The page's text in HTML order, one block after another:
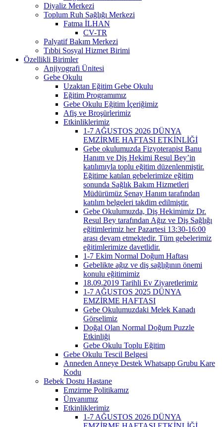
Diyaliz Merkezi
Toplum Ruh Sağlığı Merkezi
Fatma İLHAN
CV-TR
Palyatif Bakım Merkezi
Tıbbi Sosyal Hizmet Birimi
Özellikli Birimler
Anjiyografi Ünitesi
Gebe Okulu
Uzaktan Eğitim Gebe Okulu
Eğitim Programımız
Gebe Okulu Eğitim İçeriğimiz
Afiş ve Broşürlerimiz
Etkinliklerimiz
1-7 AĞUSTOS 2026 DÜNYA
EMZİRME HAFTASI ETKİNLİĞİ
Gebe okulumuzda Fizyoterapist Banu
Hanım ve Diş Hekimi Resul Bey’in
katılımıyla toplu eğitim düzenlenmiştir.
Eğitime katılan gebelerimize eğitim
sonunda Sağlık Bakım Hizmetleri
Müdürümüz Şenay Hanım tarafından
katılım belgeleri takdim edilmiştir.
Gebe Okulumuzda, Diş Hekimimiz Dr.
Resul Bey tarafından Ağız ve Diş Sağlığı
eğitimlerimiz her Pazartesi 13:30-16:00
arası devam etmektedir. Tüm gebelerimiz
eğitimlerimize davetlidir.
1-7 Ekim Normal Doğum Haftası
Gebelikte ağız ve diş sağlığının önemi
konulu eğitimimiz
18.09.2019 Tarihli Ev Ziyaretlerimiz
1-7 AĞUSTOS 2025 DÜNYA
EMZİRME HAFTASI
Gebe Okulumuzdaki Melek Kanadı
Görselimiz
Doğal Olan Normal Doğum Puzzle
Etkinliği
Gebe Okulu Toplu Eğitim
Gebe Okulu Tescil Belgesi
Anneden Anneye Destek Whatsapp Grubu Kare
Kodu
Bebek Dostu Hastane
Emzirme Politikamız
Ünvanımız
Etkinliklerimiz
1-7 AĞUSTOS 2026 DÜNYA